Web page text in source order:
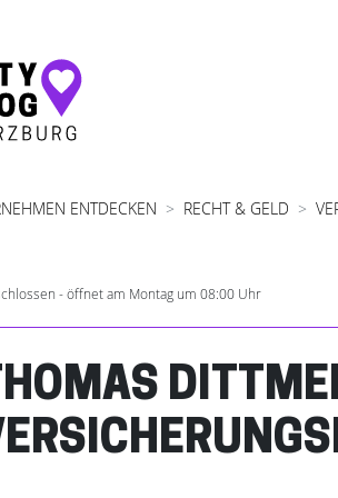
ENTDECKEN RECHT & GELD
- öffnet am Montag um 08:00 Uhr